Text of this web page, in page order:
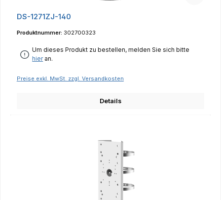
DS-1271ZJ-140
Produktnummer: 302700323
Um dieses Produkt zu bestellen, melden Sie sich bitte
hieran.
Preise exkl. MwSt. zzgl. Versandkosten
Details